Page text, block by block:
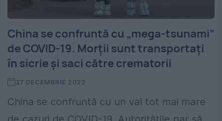
China se confruntă cu „mega-tsunami”
de COVID-19. Morții sunt transportați
în sicrie și saci către crematorii
27 DECEMBRIE 2022
China se confruntă cu un val tot mai mare